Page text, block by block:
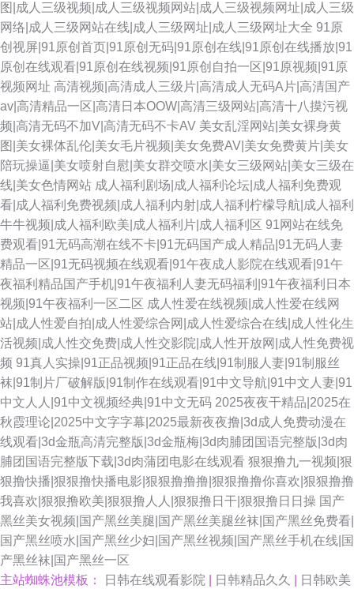
图|成人三级视频|成人三级视频网站|成人三级视频网址|成人三级
网络|成人三级网站在线|成人三级网址|成人三级网址大全 91原
创视屏|91原创首页|91原创无码|91原创在线|91原创在线播放|91
原创在线观看|91原创在线视频|91原创自拍一区|91原视频|91原
视频网址 高清视频|高清成人三级片|高清成人无码A片|高清国产
av|高清精品一区|高清日本OOW|高清三级网站|高清十八摸污视
频|高清无码不加V|高清无码不卡AV 美女乱淫网站|美女裸身黄
图|美女裸体乱伦|美女毛片视频|美女免费AV|美女免费黄片|美女
陪玩操逼|美女喷射自慰|美女群交喷水|美女三级网站|美女三级在
线|美女色情网站 成人福利剧场|成人福利论坛|成人福利免费观
看|成人福利免费视频|成人福利内射|成人福利柠檬导航|成人福利
牛牛视频|成人福利欧美|成人福利片|成人福利区 91网站在线免
费观看|91无码高潮在线不卡|91无码国产成人精品|91无码人妻
精品一区|91无码视频在线观看|91午夜成人影院在线观看|91午
夜福利精品国产手机|91午夜福利人妻无码福利|91午夜福利日本
视频|91午夜福利一区二区 成人性爱在线视频|成人性爱在线网
站|成人性爱自拍|成人性爱综合网|成人性爱综合在线|成人性化生
活视频|成人性交免费|成人性交影院|成人性开放网|成人性免费视
频 91真人实操|91正品视频|91正品在线|91制服人妻|91制服丝
袜|91制片厂破解版|91制作在线观看|91中文导航|91中文人妻|91
中文人人|91中文视频经典|91中文无码 2025夜夜干精品|2025在
秋霞理论|2025中文字字幕|2025最新夜夜撸|3d成人免费动漫在
线观看|3d金瓶高清完整版|3d金瓶梅|3d肉脯团国语完整版|3d肉
脯团国语完整版下载|3d肉蒲团电影在线观看 狠狠撸九一视频|狠
狠撸快播|狠狠撸快播电影|狠狠撸撸撸|狠狠撸撸你喜欢|狠狠撸撸
我喜欢|狠狠撸欧美|狠狠撸人人|狠狠撸日干|狠狠撸日日操 国产
黑丝美女视频|国产黑丝美腿|国产黑丝美腿丝袜|国产黑丝免费看|
国产黑丝喷水|国产黑丝少妇|国产黑丝视频|国产黑丝手机在线|国
产黑丝袜|国产黑丝一区
主站蜘蛛池模板：
日韩在线观看影院 日韩精品久久
日韩欧美